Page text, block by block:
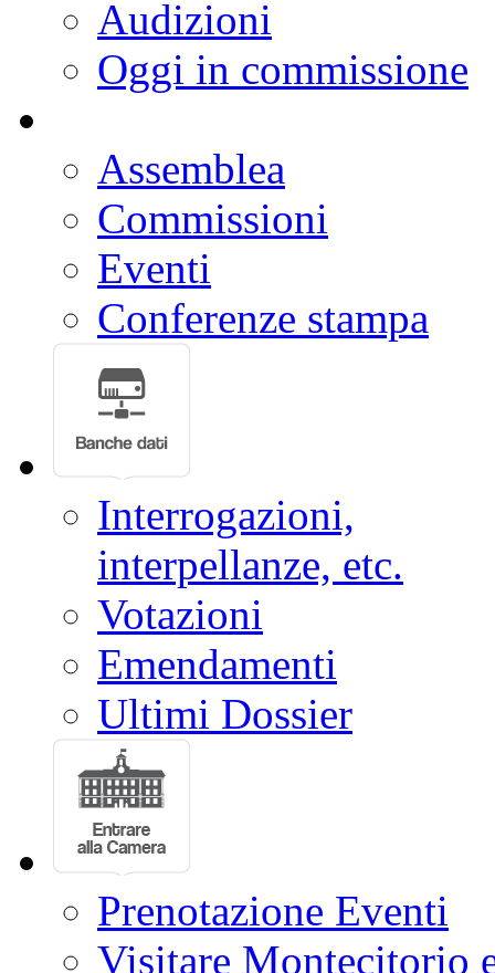
Calendario settimanale
Resoconti
Audizioni
Oggi in commissione
Assemblea
Commissioni
Eventi
Conferenze stampa
Interrogazioni,
interpellanze, etc.
Votazioni
Emendamenti
Ultimi Dossier